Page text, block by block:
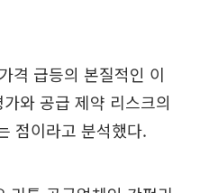
격 급등의 본질적인 이
와 공급 제약 리스크의
점이라고 분석했다.